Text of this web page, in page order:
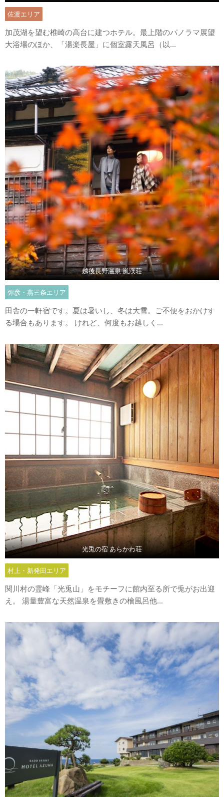
佐渡エリア
加茂湖を望む椎崎の高台に建つホテル。最上階のパノラマ展望
大浴場のほか、「湯楽長屋」に個室露天風呂（以...
越後長野温泉 嵐渓荘
弥彦・燕三条エリア
田舎の一軒宿です。夏は暑いし、冬は大雪。ご不便をおかけす
る場合もあります。 けれど、何度もお越しく...
光兎の宿 あらかわ荘
村上・新発田エリア
関川村の霊峰「光兎山」をモチーフに館内至る所で兎がお出迎
え。 湯量豊富な天然温泉を畳敷きの檜風呂他...